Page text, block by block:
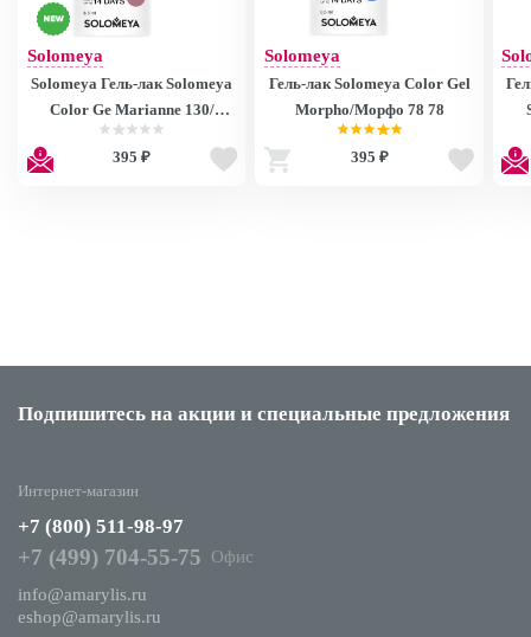
Solomeya
Solomeya Гель-лак Solomeya
Color Ge Marianne 130/
Марианна
395 ₽
Solomeya
Гель-лак Solomeya Color Gel
Morpho/Морфо 78 78
395 ₽
Подпишитесь на акции и специальные предложения
Интернет-магазин
+7 (800) 511-98-97
+7 (499) 704-55-75
Офис
info@amarylis.ru
eshop@amarylis.ru